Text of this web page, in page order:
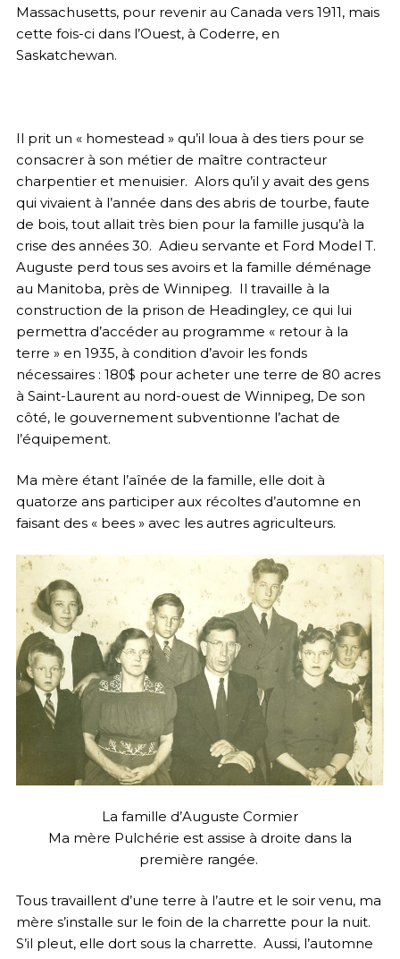
Massachusetts, pour revenir au Canada vers 1911, mais
cette fois-ci dans l’Ouest, à Coderre, en
Saskatchewan.
Il prit un « homestead » qu’il loua à des tiers pour se
consacrer à son métier de maître contracteur
charpentier et menuisier. Alors qu’il y avait des gens
qui vivaient à l’année dans des abris de tourbe, faute
de bois, tout allait très bien pour la famille jusqu’à la
crise des années 30. Adieu servante et Ford Model T.
Auguste perd tous ses avoirs et la famille déménage
au Manitoba, près de Winnipeg. Il travaille à la
construction de la prison de Headingley, ce qui lui
permettra d’accéder au programme « retour à la
terre » en 1935, à condition d’avoir les fonds
nécessaires : 180$ pour acheter une terre de 80 acres
à Saint-Laurent au nord-ouest de Winnipeg, De son
côté, le gouvernement subventionne l’achat de
l’équipement.
Ma mère étant l’aînée de la famille, elle doit à
quatorze ans participer aux récoltes d’automne en
faisant des « bees » avec les autres agriculteurs.
La famille d’Auguste Cormier
Ma mère Pulchérie est assise à droite dans la
première rangée.
Tous travaillent d’une terre à l’autre et le soir venu, ma
mère s’installe sur le foin de la charrette pour la nuit.
S’il pleut, elle dort sous la charrette. Aussi, l’automne